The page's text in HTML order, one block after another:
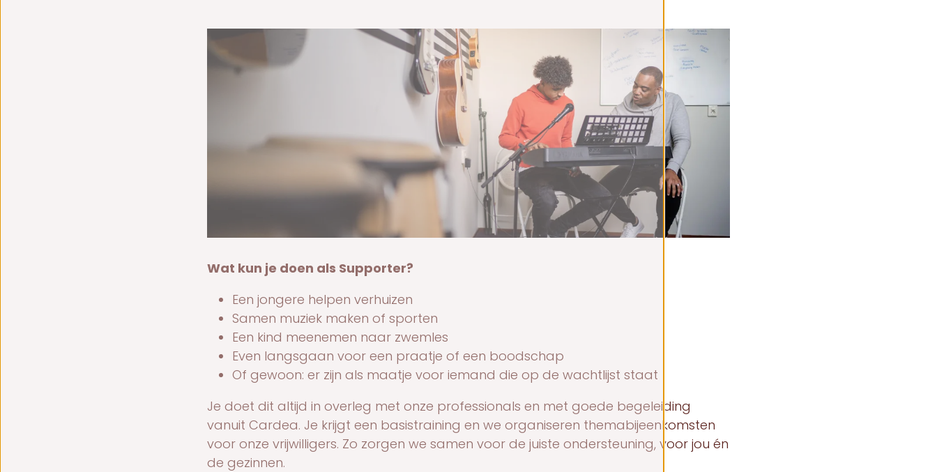
Wat kun je doen als Supporter?
Een jongere helpen verhuizen
Samen muziek maken of sporten
Een kind meenemen naar zwemles
Even langsgaan voor een praatje of een boodschap
Of gewoon: er zijn als maatje voor iemand die op de wachtlijst staat
Je doet dit altijd in overleg met onze professionals en met goede begeleiding
vanuit Cardea. Je krijgt een basistraining en we organiseren themabijeenkomsten
voor onze vrijwilligers. Zo zorgen we samen voor de juiste ondersteuning, voor jou én
de gezinnen.